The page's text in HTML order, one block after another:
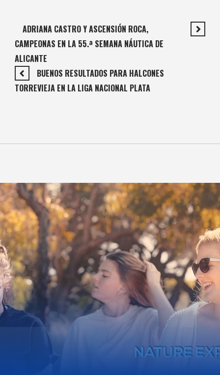
ADRIANA CASTRO Y ASCENSIÓN ROCA,
CAMPEONAS EN LA 55.ª SEMANA NÁUTICA DE
ALICANTE
BUENOS RESULTADOS PARA HALCONES
TORREVIEJA EN LA LIGA NACIONAL PLATA